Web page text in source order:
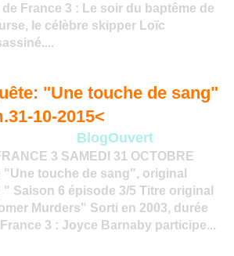
France 3 : Le soir du baptême de
le célèbre skipper Loïc
"Une touche de sang"
10-2015<
BlogOuvert
3 SAMEDI 31 OCTOBRE
"Une touche de sang", original
Saison 6 épisode 3/5 Titre original
Murders" Sorti en 2003, durée
3 : Joyce Barnaby participe...